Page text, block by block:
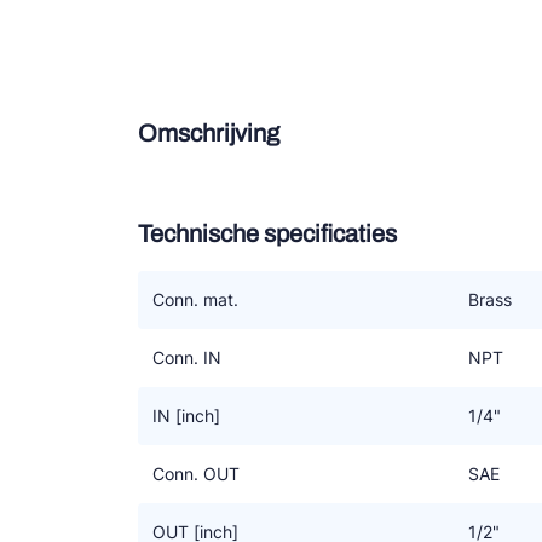
Omschrijving
Technische specificaties
Conn. mat. Brass
Conn. IN NPT
IN [inch] 1/4"
Conn. OUT SAE
OUT [inch] 1/2"